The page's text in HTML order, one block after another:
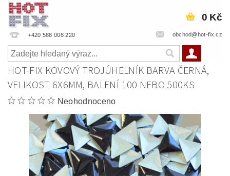
+420 588 008 220 obchod@hot-fix.cz
0 Kč
HOT-FIX KOVOVÝ TROJÚHELNÍK BARVA ČERNÁ,
VELIKOST 6X6MM, BALENÍ 100 NEBO 500KS
Neohodnoceno